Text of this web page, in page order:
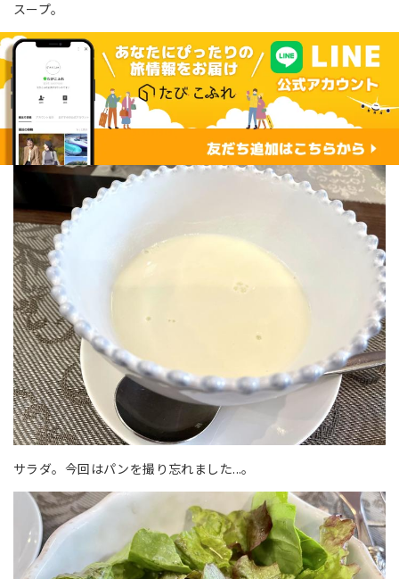
スープ。
サラダ。今回はパンを撮り忘れました...。